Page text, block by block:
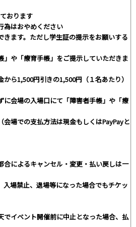
おります
為はおやめください
きます。ただし学生証の提示をお願いする
」や「療育手帳」をご提示していただきま
ら1,500円引きの1,500円（１名あたり）
に会場の入場口にて「障害者手帳」や「療
会場での支払方法は現金もしくはPayPayと
合によるキャンセル・変更・払い戻しは一
入場禁止、退場等になった場合でもチケッ
でイベント開催前に中止となった場合、払